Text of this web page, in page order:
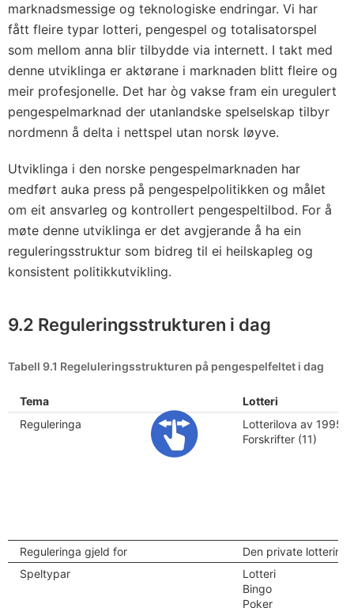
marknadsmessige og teknologiske endringar. Vi har
fått fleire typar lotteri, pengespel og totalisatorspel
som mellom anna blir tilbydde via internett. I takt med
denne utviklinga er aktørane i marknaden blitt fleire og
meir profesjonelle. Det har òg vakse fram ein uregulert
pengespelmarknad der utanlandske spelselskap tilbyr
nordmenn å delta i nettspel utan norsk løyve.
Utviklinga i den norske pengespelmarknaden har
medført auka press på pengespelpolitikken og målet
om eit ansvarleg og kontrollert pengespeltilbod. For å
møte denne utviklinga er det avgjerande å ha ein
reguleringsstruktur som bidreg til ei heilskapleg og
konsistent politikkutvikling.
9.2 Reguleringsstrukturen i dag
Tabell 9.1 Regeluleringsstrukturen på pengespelfeltet i dag
Tema
Lotteri
Reguleringa
Lotterilova av 1995
Forskrifter (11)
Reguleringa gjeld for
Den private
Speltypar
Lotteri
Bingo
Poker